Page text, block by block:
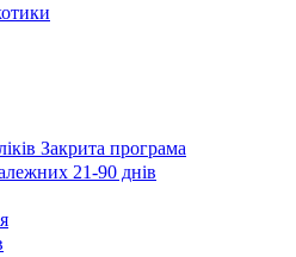
Закрита програма
21-90 днів